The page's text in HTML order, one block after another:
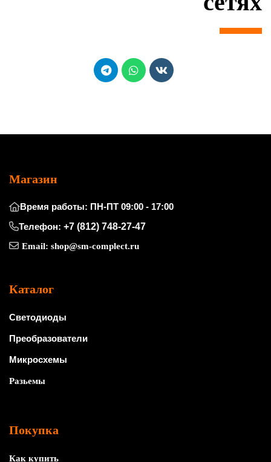
Магазин
Время работы: ПН-ПТ 09:00 - 17:00
Телефон: +7 (812) 748-27-47
Email: shop@sm-complect.ru
Каталог
Светодиоды
Преобразователи
Микросхемы
Разьемы
Покупка
Как купить